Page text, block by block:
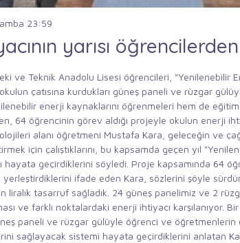
23:59
yarısı öğrencilerden
ve Teknik Anadolu Lisesi öğrencileri, "Yenilenebilir
çatısına kurdukları güneş paneli ve rüzgar
enerji kaynaklarını öğrenmeleri hem de eğitim
64 öğrencinin görev aldığı projeyle okulun enerji
alanı öğretmeni Mustafa Kara, geleceğin ve
için çalıştıklarını, bu kapsamda geçen yıl
hayata geçirdiklerini söyledi. Proje kapsamında 64
ifade eden Kara, sözlerini şöyle
liralık tasarruf sağladık. 24 güneş panelimiz ve 2
ve farklı noktalardaki enerji ihtiyacı karşılanıyor.
paneli ve rüzgar gülüyle öğrenci ve öğretmenlerin
sağlayacak sistemi hayata geçirdiklerini anlatan